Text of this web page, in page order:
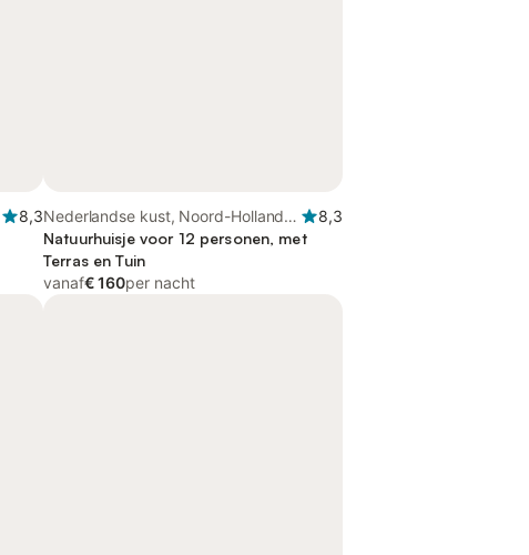
8,3Nederlandse kust, Noord-Holland -
Kust van de Noordzee
8,3
Natuurhuisje voor 12 personen, met
Terras en Tuin
vanaf€ 160per nacht